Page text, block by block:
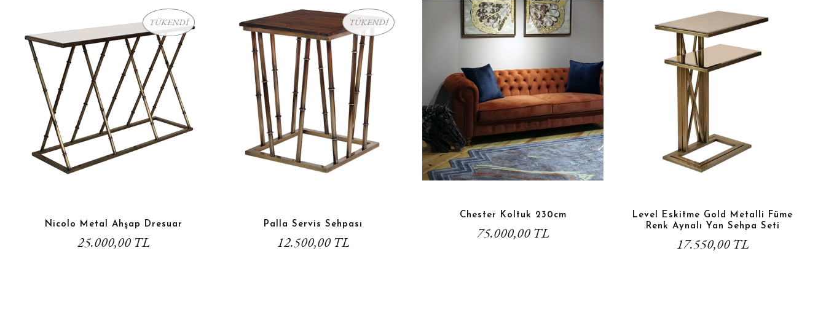
TÜKENDİ
Nicolo Metal Ahşap Dresuar
25.000,00 TL
TÜKENDİ
Palla Servis Sehpası
12.500,00 TL
Chester Koltuk 230cm
75.000,00 TL
Level Eskitme Gold Metalli Füme
Renk Aynalı Yan Sehpa Seti
17.550,00 TL